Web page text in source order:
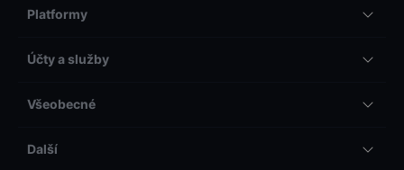
Platformy
Účty a služby
Všeobecné
Další